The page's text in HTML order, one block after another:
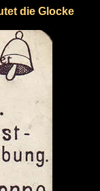
die Glocke